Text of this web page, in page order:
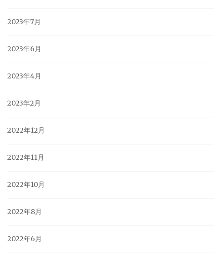
2023年7月
2023年6月
2023年4月
2023年2月
2022年12月
2022年11月
2022年10月
2022年8月
2022年6月